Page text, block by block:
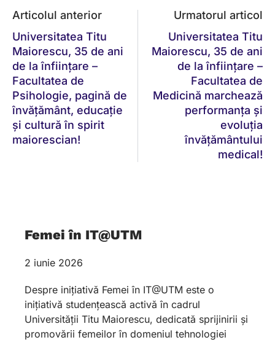
Articolul anterior
Universitatea Titu
Maiorescu, 35 de ani
de la înființare –
Facultatea de
Psihologie, pagină de
învățământ, educație
și cultură în spirit
maiorescian!
Urmatorul articol
Universitatea Titu
Maiorescu, 35 de ani
de la înființare –
Facultatea de
Medicină marchează
performanța și
evoluția
învățământului
medical!
Femei în IT@UTM
2 iunie 2026
Despre inițiativă Femei în IT@UTM este o
inițiativă studențească activă în cadrul
Universității Titu Maiorescu, dedicată sprijinirii și
promovării femeilor în domeniul tehnologiei